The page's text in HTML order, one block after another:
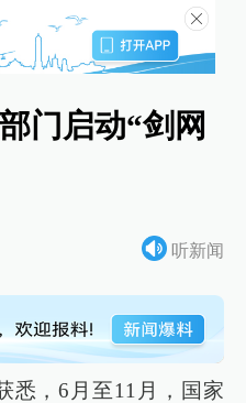
门启动“剑网
听新闻
悉，6月至11月，国家